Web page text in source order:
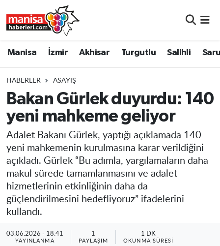
Manisa İzmir Akhisar Turgutlu Salihli
HABERLER ASAYIŞ
Bakan Gürlek duyurdu: 140
yeni mahkeme geliyor
Adalet Bakanı Gürlek, yaptığı açıklamada 140
yeni mahkemenin kurulmasına karar verildiğini
açıkladı. Gürlek “Bu adımla, yargılamaların daha
makul sürede tamamlanmasını ve adalet
hizmetlerinin etkinliğinin daha da
güçlendirilmesini hedefliyoruz” ifadelerini
kullandı.
03.06.2026 - 18:41
YAYINLANMA
1
PAYLAŞIM
1 DK
OKUNMA SÜRESI
Turgutlu
Salihli
Saruhanlı
Soma
Resmi İlanlar
Manisa Nöbetçi Eczaneler
Manisa Trafik Yoğunluk Haritası
Süper Lig Puan Durumu ve Fikstür
Tüm Manşetler
Son Dakika Haberleri
Haber Arşivi